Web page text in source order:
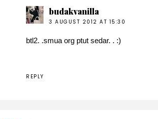
budakvanilla
3 AUGUST 2012 AT 15:30
btl2. .smua org ptut sedar. . :)
REPLY